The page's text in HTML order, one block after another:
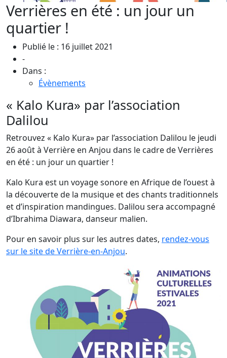
Verrières en été : un jour un
quartier !
Publié le : 16 juillet 2021
-
Dans :
Évènements
« Kalo Kura» par l’association
Dalilou
Retrouvez « Kalo Kura» par l’association Dalilou le jeudi
26 août à Verrière en Anjou dans le cadre de Verrières
en été : un jour un quartier !
Kalo Kura est un voyage sonore en Afrique de l’ouest à
la découverte de la musique et des chants traditionnels
et d’inspiration mandingues. Dalilou sera accompagné
d’Ibrahima Diawara, danseur malien.
Pour en savoir plus sur les autres dates, rendez-vous
sur le site de Verrière-en-Anjou.